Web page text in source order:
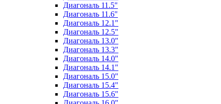
Диагональ 11.5"
Диагональ 11.6"
Диагональ 12.1"
Диагональ 12.5"
Диагональ 13.0"
Диагональ 13.3"
Диагональ 14.0"
Диагональ 14.1"
Диагональ 15.0"
Диагональ 15.4"
Диагональ 15.6"